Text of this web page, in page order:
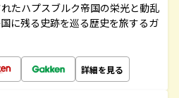
れたハプスブルク帝国の栄光と動乱
に残る史跡を巡る歴史を旅するガ
詳細を見る